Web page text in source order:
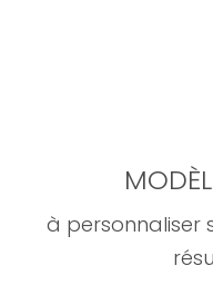
à personnaliser